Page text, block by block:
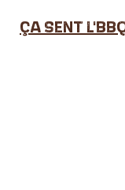
ÇA SENT